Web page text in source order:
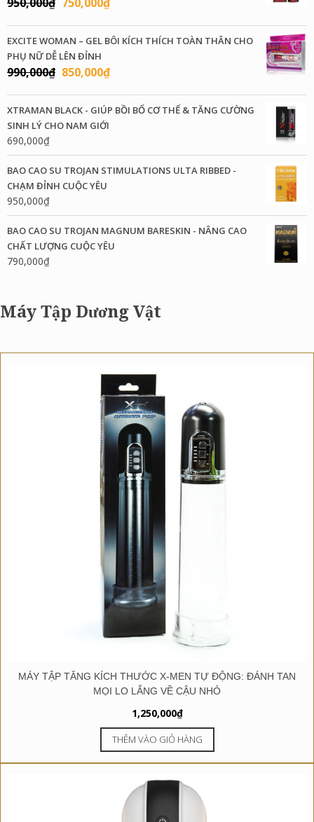
là:
950,000₫.
tại
là:
EXCITE WOMAN – GEL BÔI KÍCH THÍCH TOÀN THÂN CHO
PHỤ NỮ DỄ LÊN ĐỈNH
990,000₫ Giá
là:
990,000₫.
850,000₫Giá
tại
là:
XTRAMAN BLACK - GIÚP BỒI BỔ CƠ THỂ & TĂNG CƯỜNG
SINH LÝ CHO NAM GIỚI
690,000₫
BAO CAO SU TROJAN STIMULATIONS ULTA RIBBED -
CHẠM ĐỈNH CUỘC YÊU
950,000₫
BAO CAO SU TROJAN MAGNUM BARESKIN - NÂNG CAO
CHẤT LƯỢNG CUỘC YÊU
790,000₫
Máy Tập Dương Vật
MÁY TẬP TĂNG KÍCH THƯỚC X-MEN TỰ ĐỘNG: ĐÁNH TAN
MỌI LO LẮNG VỀ CẬU NHỎ
1,250,000₫
THÊM VÀO GIỎ HÀNG